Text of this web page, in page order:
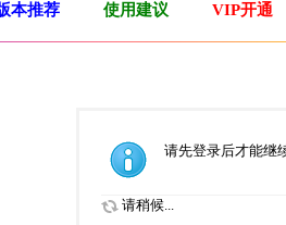
本推荐 使用建议 VIP开通
请先登录后才能继
请稍候...